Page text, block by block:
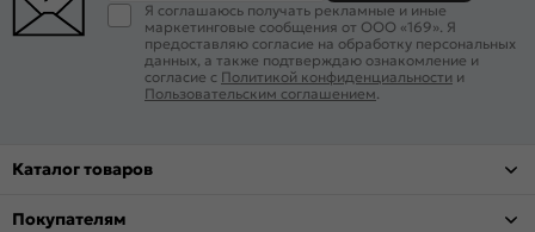
Я соглашаюсь получать рекламные и иные
маркетинговые сообщения от ООО «169». Я
предоставляю согласие на обработку персональных
данных, а также подтверждаю ознакомление и
согласие с Политикой конфиденциальности и
Пользовательским соглашением.
Каталог товаров
Покупателям